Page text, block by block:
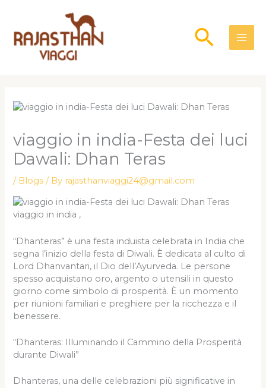
content
viaggio in india-Festa dei luci
Dawali: Dhan Teras
/ Blogs / By rajasthanviaggi24@gmail.com
viaggio in india ,
“Dhanteras” è una festa induista celebrata in India che
segna l’inizio della festa di Diwali. È dedicata al culto di
Lord Dhanvantari, il Dio dell’Ayurveda. Le persone
spesso acquistano oro, argento o utensili in questo
giorno come simbolo di prosperità. È un momento
per riunioni familiari e preghiere per la ricchezza e il
benessere.
“Dhanteras: Illuminando il Cammino della Prosperità
durante Diwali”
Dhanteras, una delle celebrazioni più significative in